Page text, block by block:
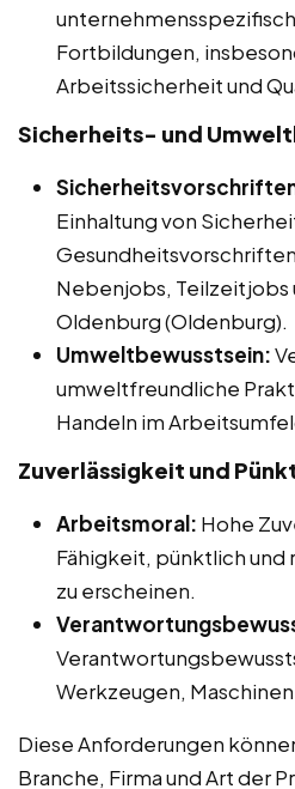
Fortbildungen,
Arbeitssicherheit und
Sicherheits- und
Einhaltung von
Nebenjobs, Teilzeitjobs
Oldenburg (Oldenburg).
Umweltbewusstsein:
umweltfreundliche
Handeln im
Zuverlässigkeit und
Arbeitsmoral: Hohe
Fähigkeit, pünktlich und
zu erscheinen.
Werkzeugen,
Diese Anforderungen
Branche, Firma und Art der